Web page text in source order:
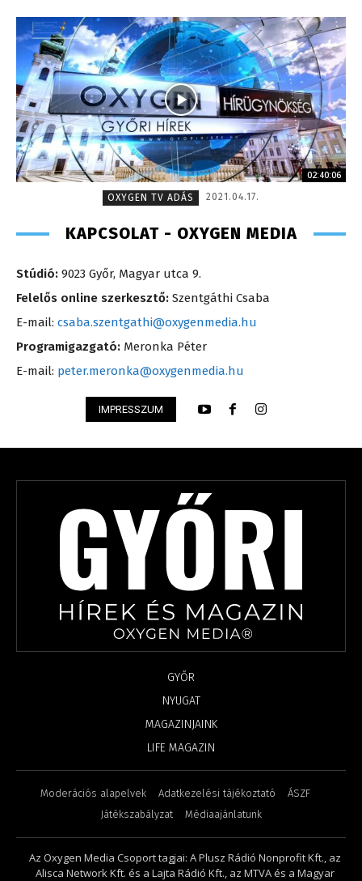
02:40:06
OXYGEN TV ADÁS
2021.04.17.
KAPCSOLAT - OXYGEN MEDIA
Stúdió: 9023 Győr, Magyar utca 9.
Felelős online szerkesztő: Szentgáthi Csaba
E-mail: csaba.szentgathi@oxygenmedia.hu
Programigazgató: Meronka Péter
E-mail: peter.meronka@oxygenmedia.hu
IMPRESSZUM
GYŐR
NYUGAT
MAGAZINJAINK
LIFE MAGAZIN
Moderációs alapelvek Adatkezelési tájékoztató
ÁSZF
Játékszabályzat
Médiaajánlatunk
Az Oxygen Media Csoport tagjai: A Plusz Rádió Nonprofit Kft., az
Alisca Network Kft. és a Lajta Rádió Kft., az MTVA és a Magyar